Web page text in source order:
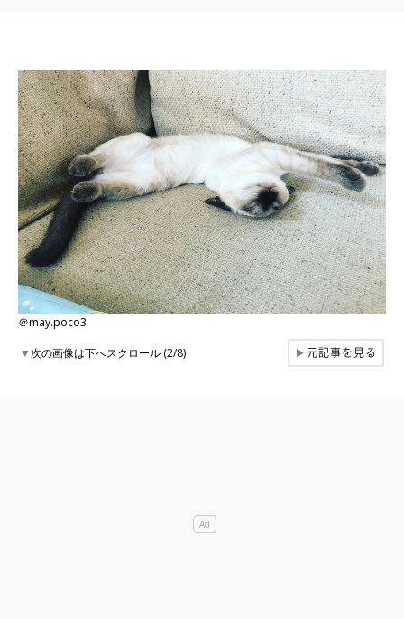
＠may.poco3
▼次の画像は下へスクロール (2/8) ▶元記事を見る